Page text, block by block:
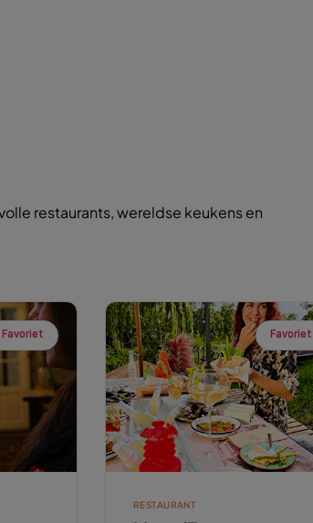
restaurants, wereldse keukens en
Favoriet Favoriet
RESTAURANT